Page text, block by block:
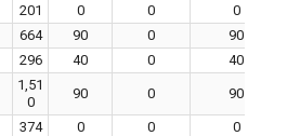
201 0 0
0
664 90 0
90
296 40 0 40
1,51
0
90 0 90
374 0 0
0